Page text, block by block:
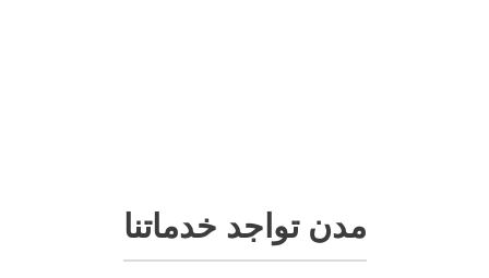
مدن تواجد خدماتنا